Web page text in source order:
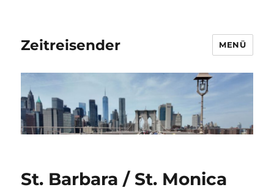
Zeitreisender MENÜ
St. Barbara / St. Monica